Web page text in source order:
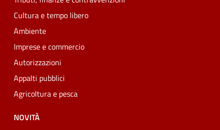
Cultura e tempo libero
Ambiente
Imprese e commercio
Autorizzazioni
Appalti pubblici
Agricoltura e pesca
NOVITÀ